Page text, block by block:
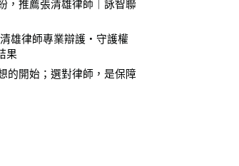
，推薦張清雄律師｜詠智聯
雄律師專業辯護・守護權
果
的開始；選對律師，是保障